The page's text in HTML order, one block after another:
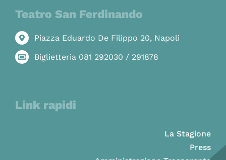
Teatro San Ferdinando
Piazza Eduardo De Filippo 20, Napoli
Biglietteria 081 292030 / 291878
Link rapidi
La Stagione
Press